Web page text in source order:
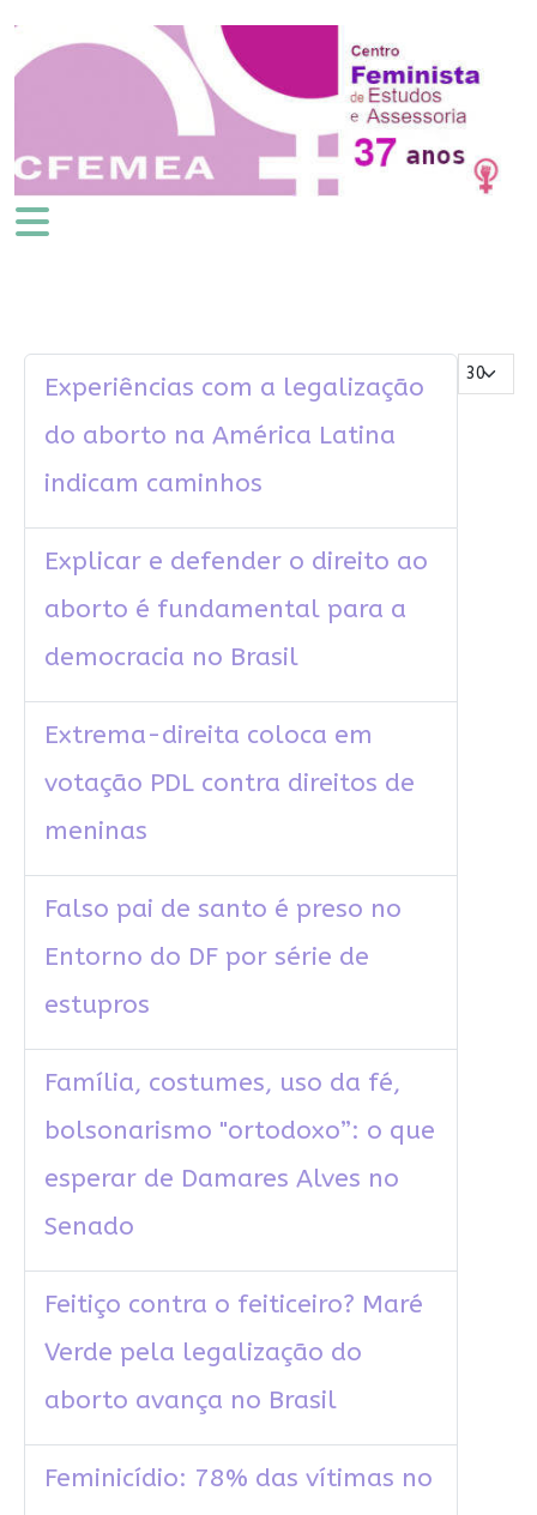
Mostrar #
Experiências com a legalização
do aborto na América Latina
indicam caminhos
Explicar e defender o direito ao
aborto é fundamental para a
democracia no Brasil
Extrema-direita coloca em
votação PDL contra direitos de
meninas
Falso pai de santo é preso no
Entorno do DF por série de
estupros
Família, costumes, uso da fé,
bolsonarismo "ortodoxo”: o que
esperar de Damares Alves no
Senado
Feitiço contra o feiticeiro? Maré
Verde pela legalização do
aborto avança no Brasil
Feminicídio: 78% das vítimas no